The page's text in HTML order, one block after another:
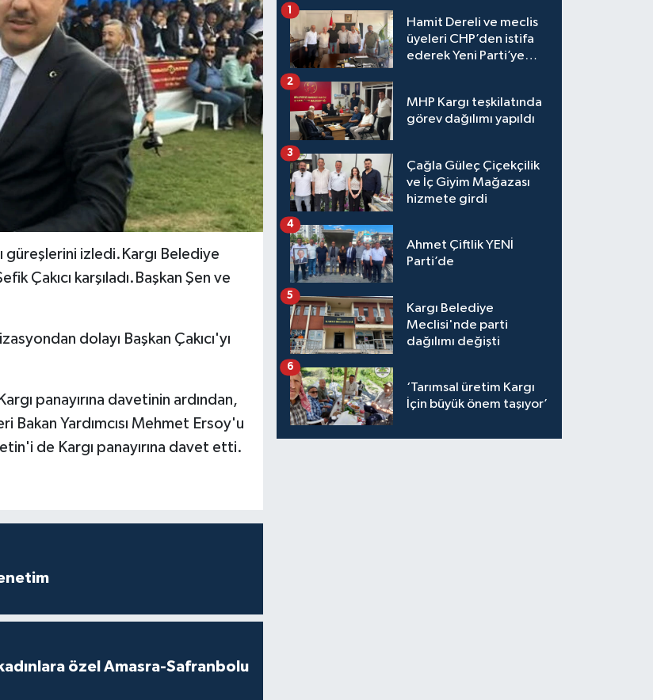
güreşlerini izledi.Kargı Belediye
Çakıcı karşıladı.Başkan Şen ve
dolayı Başkan Çakıcı'yı
panayırına davetinin ardından,
Bakan Yardımcısı Mehmet Ersoy'u
de Kargı panayırına davet etti.
özel Amasra-Safranbolu
Hamit Dereli ve meclis
üyeleri CHP’den istifa
ederek Yeni Parti’ye
1
MHP Kargı teşkilatında
görev dağılımı yapıldı
2
Çağla Güleç Çiçekçilik
ve İç Giyim Mağazası
hizmete girdi
3
Ahmet Çiftlik YENİ
Parti’de
4
Kargı Belediye
Meclisi'nde parti
dağılımı değişti
5
‘Tarımsal üretim Kargı
İçin büyük önem taşıyor’
6